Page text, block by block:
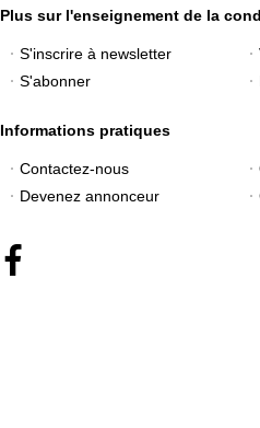
Plus sur l'enseignement de la
S'inscrire à newsletter
S'abonner
Informations pratiques
Contactez-nous
Devenez annonceur